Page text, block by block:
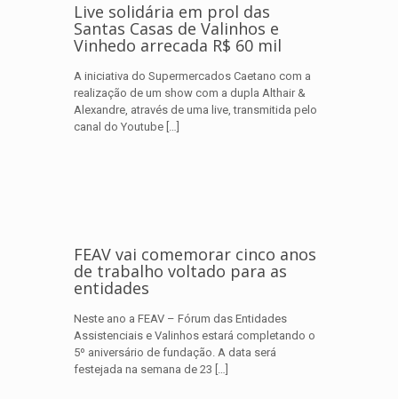
Live solidária em prol das
Santas Casas de Valinhos e
Vinhedo arrecada R$ 60 mil
A iniciativa do Supermercados Caetano com a
realização de um show com a dupla Althair &
Alexandre, através de uma live, transmitida pelo
canal do Youtube […]
FEAV vai comemorar cinco anos
de trabalho voltado para as
entidades
Neste ano a FEAV – Fórum das Entidades
Assistenciais e Valinhos estará completando o
5º aniversário de fundação. A data será
festejada na semana de 23 […]